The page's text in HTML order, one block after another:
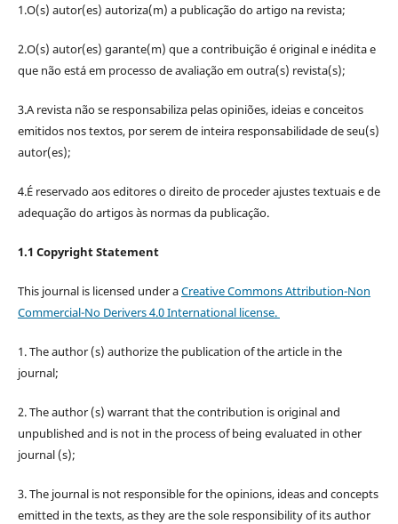
1.O(s) autor(es) autoriza(m) a publicação do artigo na revista;
2.O(s) autor(es) garante(m) que a contribuição é original e inédita e
que não está em processo de avaliação em outra(s) revista(s);
3.A revista não se responsabiliza pelas opiniões, ideias e conceitos
emitidos nos textos, por serem de inteira responsabilidade de seu(s)
autor(es);
4.É reservado aos editores o direito de proceder ajustes textuais e de
adequação do artigos às normas da publicação.
1.1 Copyright Statement
This journal is licensed under aCreative Commons Attribution-Non
Commercial-No Derivers 4.0 International license.
1. The author (s) authorize the publication of the article in the
journal;
2. The author (s) warrant that the contribution is original and
unpublished and is not in the process of being evaluated in other
journal (s);
3. The journal is not responsible for the opinions, ideas and concepts
emitted in the texts, as they are the sole responsibility of its author